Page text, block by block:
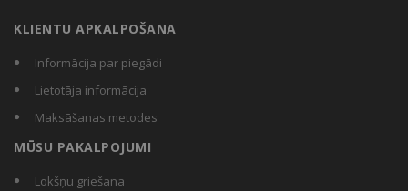
KLIENTU APKALPOŠANA
Informācija par piegādi
Lietotāja informācija
Maksāšanas metodes
MŪSU PAKALPOJUMI
Lokšņu griešana